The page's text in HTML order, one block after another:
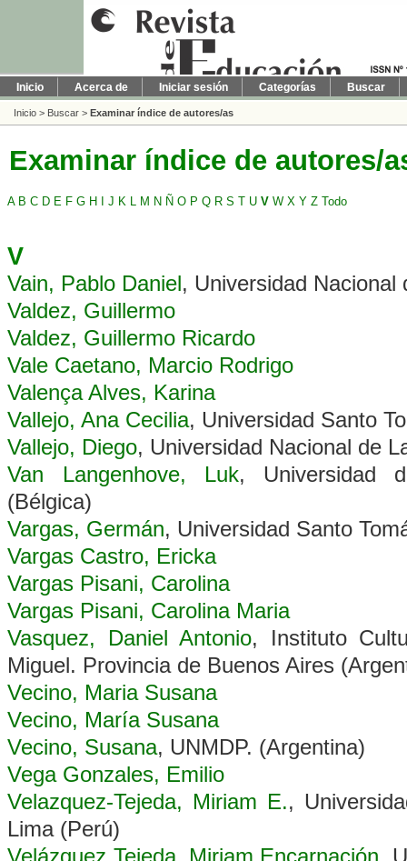
Inicio Acerca de Iniciar sesión Categorías Buscar
Inicio > Buscar > Examinar índice de autores/as
Examinar índice de autores/
A B C D E F G H J K M N Ñ O P Q R S T U V W X Y Z Todo
V
Vain, Pablo Daniel, Universidad
Valdez, Guillermo
Valdez, Guillermo Ricardo
Vale Caetano, Marcio Rodrigo
Valença Alves, Karina
Vallejo, Ana Cecilia, Universidad Santo
Vallejo, Diego, Universidad Nacional de
Van Langenhove, Luk, Universidad
(Bélgica)
Vargas, Germán, Universidad Santo
Vargas Castro, Ericka
Vargas Pisani, Carolina
Vargas Pisani, Carolina Maria
Vasquez, Daniel Antonio, Instituto
Miguel. Provincia de Buenos Aires
Vecino, Maria Susana
Vecino, María Susana
Vecino, Susana, UNMDP. (Argentina)
Vega Gonzales, Emilio
Velazquez-Tejeda, Miriam E.,
Lima (Perú)
Velázquez Tejeda, Miriam Encarnación,